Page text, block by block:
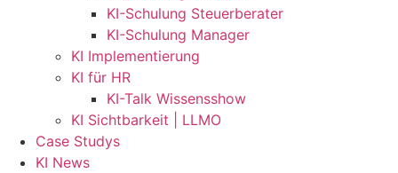
KI-Schulung Steuerberater
KI-Schulung Manager
KI Implementierung
KI für HR
KI-Talk Wissensshow
KI Sichtbarkeit | LLMO
Case Studys
KI News